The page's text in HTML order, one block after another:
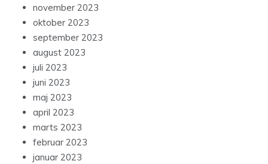
november 2023
oktober 2023
september 2023
august 2023
juli 2023
juni 2023
maj 2023
april 2023
marts 2023
februar 2023
januar 2023